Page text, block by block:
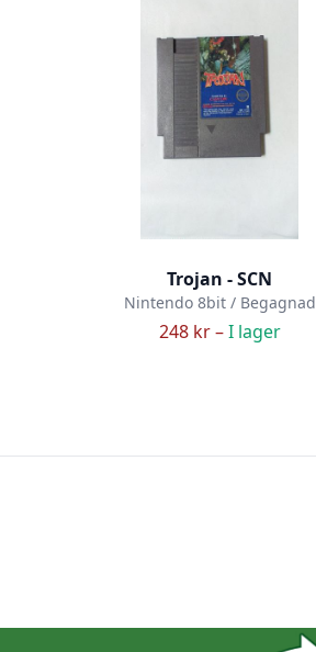
Trojan - SCN
Nintendo 8bit / Begagnad
248 kr –I lager